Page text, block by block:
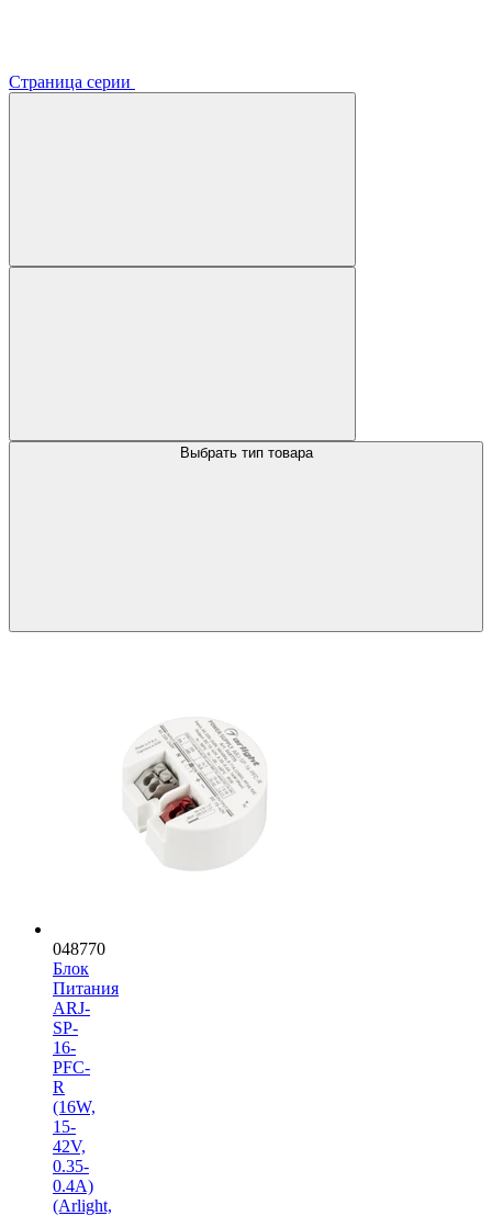
Страница серии
Выбрать тип товара
048770
Блок
Питания
ARJ-
SP-
16-
PFC-
R
(16W,
15-
42V,
0.35-
0.4A)
(Arlight,